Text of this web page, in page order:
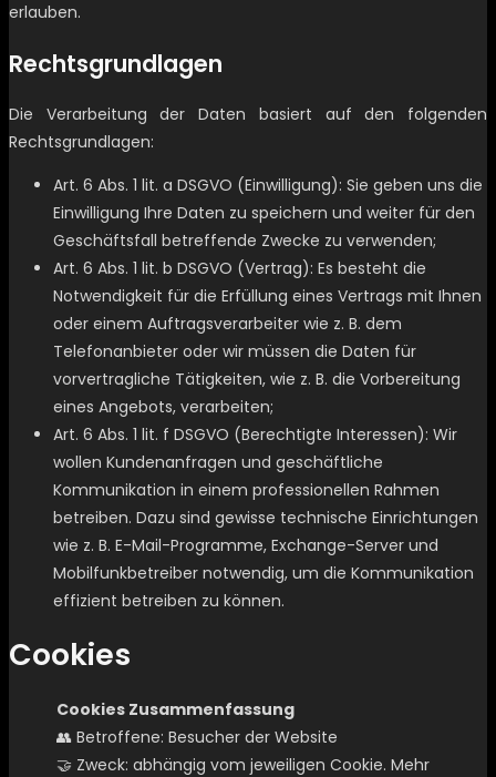
erlauben.
Rechtsgrundlagen
Die Verarbeitung der Daten basiert auf den folgenden
Rechtsgrundlagen:
Art. 6 Abs. 1 lit. a DSGVO (Einwilligung): Sie geben uns die
Einwilligung Ihre Daten zu speichern und weiter für den
Geschäftsfall betreffende Zwecke zu verwenden;
Art. 6 Abs. 1 lit. b DSGVO (Vertrag): Es besteht die
Notwendigkeit für die Erfüllung eines Vertrags mit Ihnen
oder einem Auftragsverarbeiter wie z. B. dem
Telefonanbieter oder wir müssen die Daten für
vorvertragliche Tätigkeiten, wie z. B. die Vorbereitung
eines Angebots, verarbeiten;
Art. 6 Abs. 1 lit. f DSGVO (Berechtigte Interessen): Wir
wollen Kundenanfragen und geschäftliche
Kommunikation in einem professionellen Rahmen
betreiben. Dazu sind gewisse technische Einrichtungen
wie z. B. E-Mail-Programme, Exchange-Server und
Mobilfunkbetreiber notwendig, um die Kommunikation
effizient betreiben zu können.
Cookies
Cookies Zusammenfassung
👥 Betroffene: Besucher der Website
🤝 Zweck: abhängig vom jeweiligen Cookie. Mehr